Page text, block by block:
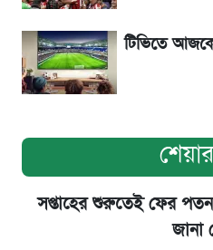
টিভিতে
সপ্তাহের শুরুতেই ফের
জানা